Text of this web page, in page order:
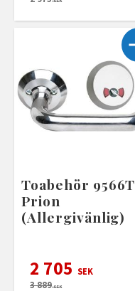
Toabehör 9566T
Prion
(Allergivänlig)
2 705 SEK
3 889SEK